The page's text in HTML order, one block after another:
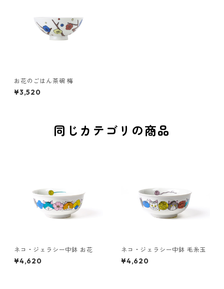
お花のごはん茶碗 梅
¥3,520
同じカテゴリの商品
ネコ・ジェラシー中鉢 お花
¥4,620
ネコ・ジェラシー中鉢 毛糸玉
¥4,620